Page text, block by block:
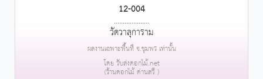
12-004
....................
วัดวาลุการาม
ผลงานเฉพาะพื้นที่ จ.ชุมพร เท่านั้น
โดย รับส่งดอกไม้.net
(ร้านดอกไม้ ด่านสวี )